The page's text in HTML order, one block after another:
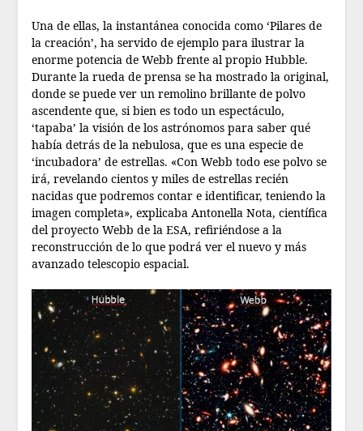
Una de ellas, la instantánea conocida como ‘Pilares de
la creación’, ha servido de ejemplo para ilustrar la
enorme potencia de Webb frente al propio Hubble.
Durante la rueda de prensa se ha mostrado la original,
donde se puede ver un remolino brillante de polvo
ascendente que, si bien es todo un espectáculo,
‘tapaba’ la visión de los astrónomos para saber qué
había detrás de la nebulosa, que es una especie de
‘incubadora’ de estrellas. «Con Webb todo ese polvo se
irá, revelando cientos y miles de estrellas recién
nacidas que podremos contar e identificar, teniendo la
imagen completa», explicaba Antonella Nota, científica
del proyecto Webb de la ESA, refiriéndose a la
reconstrucción de lo que podrá ver el nuevo y más
avanzado telescopio espacial.